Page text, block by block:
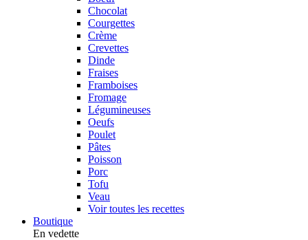
Chocolat
Courgettes
Crème
Crevettes
Dinde
Fraises
Framboises
Fromage
Légumineuses
Oeufs
Poulet
Pâtes
Poisson
Porc
Tofu
Veau
Voir toutes les recettes
Boutique
En vedette